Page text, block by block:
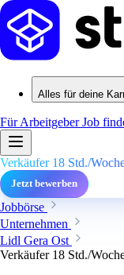
Alles für deine
Für ArbeitgeberJob
Verkäufer 18 Std./
Jetzt bewerben
Jobbörse
Unternehmen
Lidl Gera Ost
Verkäufer 18 Std./